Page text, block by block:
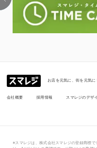
お店を元気に、街を元気
会社概要 採用情報 スマレジのデザ
※スマレジは、株式会社スマレジの登録商